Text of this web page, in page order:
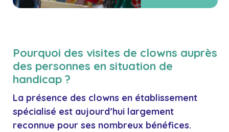
Pourquoi des visites de clowns auprès
des personnes en situation de
handicap ?
La présence des clowns en établissement
spécialisé est aujourd’hui largement
reconnue pour ses nombreux bénéfices.